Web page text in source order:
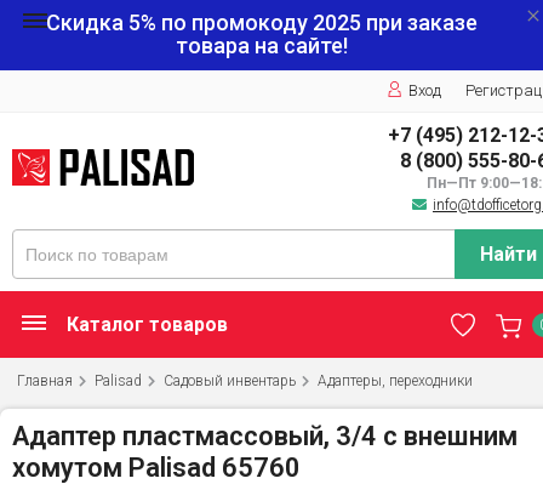
Скидка 5% по промокоду 2025 при заказе
товара на сайте!
Вход
+7 (495) 212-12-
8 (800) 555-80-
Пн—Пт
Найти
Каталог товаров
Главная Palisad Садовый инвентарь Адаптеры, переходники
Адаптер пластмассовый, 3/4 с внешним
хомутом Palisad 65760